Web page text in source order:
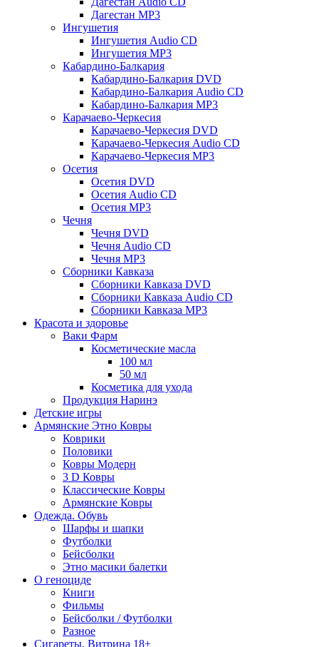
Дагестан MP3
Ингушетия
Ингушетия Audio CD
Ингушетия MP3
Кабардино-Балкария
Кабардино-Балкария DVD
Кабардино-Балкария Audio CD
Кабардино-Балкария MP3
Карачаево-Черкесия
Карачаево-Черкесия DVD
Карачаево-Черкесия Audio CD
Карачаево-Черкесия MP3
Осетия
Осетия DVD
Осетия Audio CD
Осетия MP3
Чечня
Чечня DVD
Чечня Audio CD
Чечня MP3
Сборники Кавказа
Сборники Кавказа DVD
Сборники Кавказа Audio CD
Сборники Кавказа MP3
Красота и здоровье
Ваки Фарм
Косметические масла
100 мл
50 мл
Косметика для ухода
Продукция Наринэ
Детские игры
Армянские Этно Ковры
Коврики
Половики
Ковры Модерн
3 D Ковры
Классические Ковры
Армянские Ковры
Одежда. Обувь
Шарфы и шапки
Футболки
Бейсболки
Этно масики балетки
О геноциде
Книги
Фильмы
Бейсболки / Футболки
Разное
Сигареты. Витрина 18+